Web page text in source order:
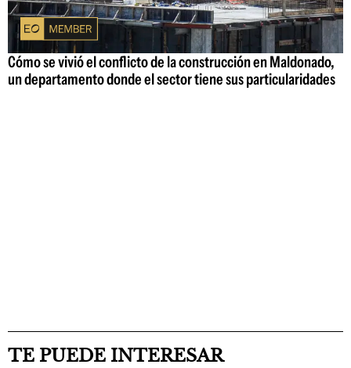
Cómo se vivió el conflicto de la construcción en Maldonado,
un departamento donde el sector tiene sus particularidades
TE PUEDE INTERESAR